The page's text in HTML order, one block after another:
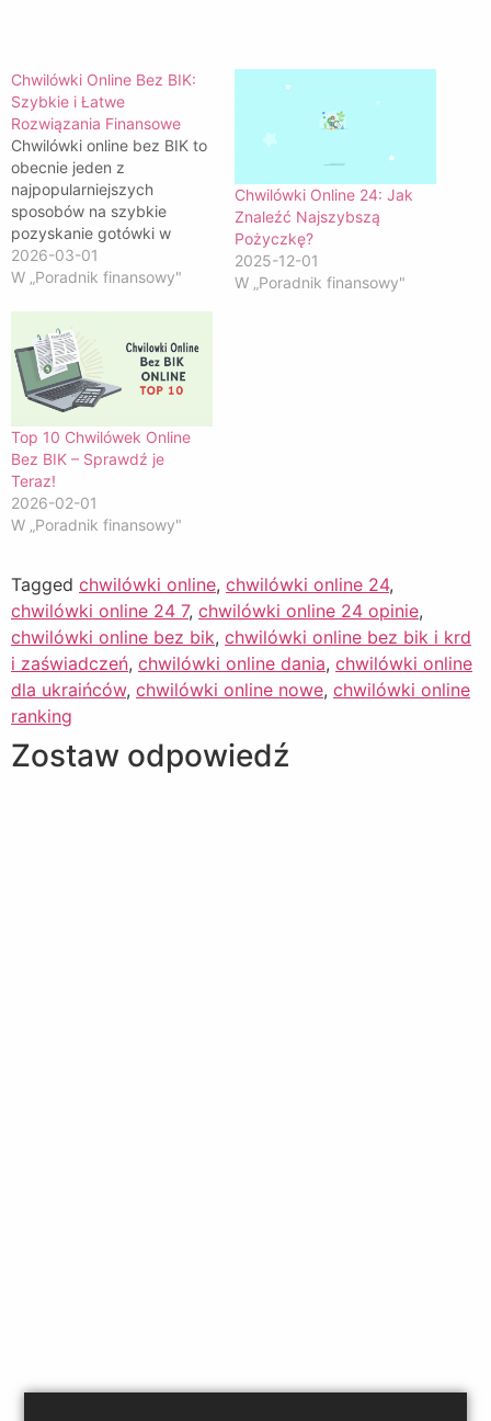
Chwilówki Online Bez BIK:
Szybkie i Łatwe
Rozwiązania Finansowe
Chwilówki online bez BIK to
obecnie jeden z
najpopularniejszych
sposobów na szybkie
pozyskanie gotówki w
nagłych sytuacjach
finansowych.Dzięki nim,
łatwością uzyskać
potrzebne fundusze,
eliminując skomplikowane
procedury bankowe.
2026-03-01
W „Poradnik finansowy"
Chwilówki Online 24: Jak
Znaleźć Najszybszą
Pożyczkę?
2025-12-01
W „Poradnik finansowy"
Top 10 Chwilówek Online
Bez BIK – Sprawdź je
Teraz!
2026-02-01
W „Poradnik finansowy"
Tagged chwilówki online, chwilówki online 24,
chwilówki online 24 7, chwilówki online 24 opinie,
chwilówki online bez bik, chwilówki online bez bik i krd
i zaświadczeń, chwilówki online dania, chwilówki online
dla ukraińców, chwilówki online nowe, chwilówki online
ranking
Zostaw odpowiedź